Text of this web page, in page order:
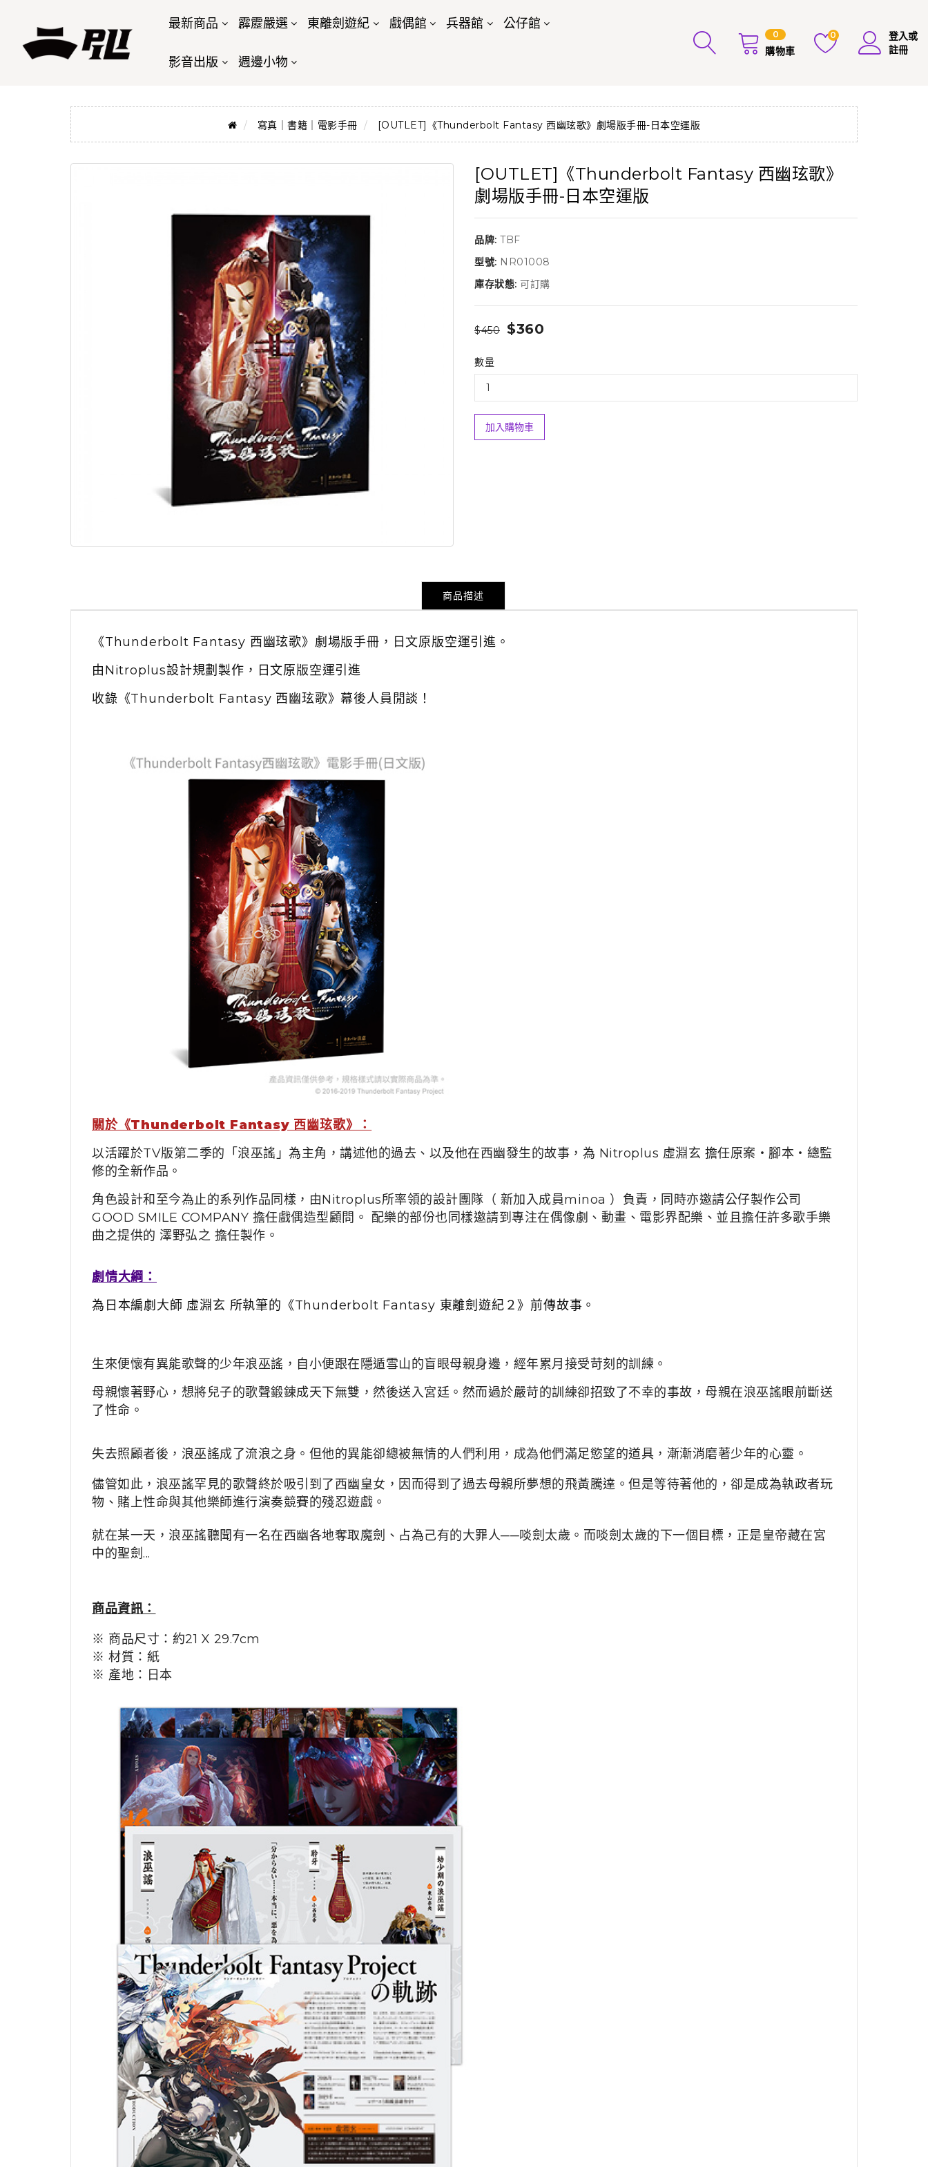
最新商品 霹靂嚴選 東離劍遊紀 戲偶館 兵器館 公仔館
影音出版 週邊小物
0
購物車
0
登入或
註冊
寫真｜書籍｜電影手冊 [OUTLET]《Thunderbolt Fantasy 西幽玹歌》劇場版手冊-日本空運版
[OUTLET]《Thunderbolt Fantasy 西幽玹歌》
劇場版手冊-日本空運版
品牌: TBF
型號: NR01008
庫存狀態: 可訂購
$450 $360
數量
加入購物車
商品描述
《Thunderbolt Fantasy 西幽玹歌》劇場版手冊，日文原版空運引進。
由Nitroplus設計規劃製作， 日文原版空運引進
收錄《Thunderbolt Fantasy 西幽玹歌》幕後人員閒談！
關於《Thunderbolt Fantasy 西幽玹歌》：
以活躍於TV版第二季的「浪巫謠」為主角，講述他的過去、以及他在西幽發生的故事，為 Nitroplus 虛淵玄 擔任原案・腳本・總監
修的全新作品。
角色設計和至今為止的系列作品同樣，由Nitroplus所率領的設計團隊（ 新加入成員minoa ）負責，同時亦邀請公仔製作公司
GOOD SMILE COMPANY 擔任戲偶造型顧問。 配樂的部份也同樣邀請到專注在偶像劇、動畫、電影界配樂、並且擔任許多歌手樂
曲之提供的 澤野弘之 擔任製作。
劇情大綱：
為日本編劇大師 虛淵玄 所執筆的《Thunderbolt Fantasy 東離劍遊紀２》前傳故事。
生來便懷有異能歌聲的少年浪巫謠，自小便跟在隱遁雪山的盲眼母親身邊，經年累月接受苛刻的訓練。
母親懷著野心，想將兒子的歌聲鍛鍊成天下無雙，然後送入宮廷。然而過於嚴苛的訓練卻招致了不幸的事故，母親在浪巫謠眼前斷送
了性命。
失去照顧者後，浪巫謠成了流浪之身。但他的異能卻總被無情的人們利用，成為他們滿足慾望的道具，漸漸消磨著少年的心靈。
儘管如此，浪巫謠罕見的歌聲終於吸引到了西幽皇女，因而得到了過去母親所夢想的飛黃騰達。 但是等待著他的，卻是成為執政者玩
物、賭上性命與其他樂師進行演奏競賽的殘忍遊戲。
就在某一天，浪巫謠聽聞有一名在西幽各地奪取魔劍、占為己有的大罪人──啖劍太歲 。 而啖劍太歲的下一個目標，正是皇帝藏在宮
中的聖劍...
商品資訊：
※ 商品尺寸：約21 X 29.7cm
※ 材質：紙
※ 產地：日本